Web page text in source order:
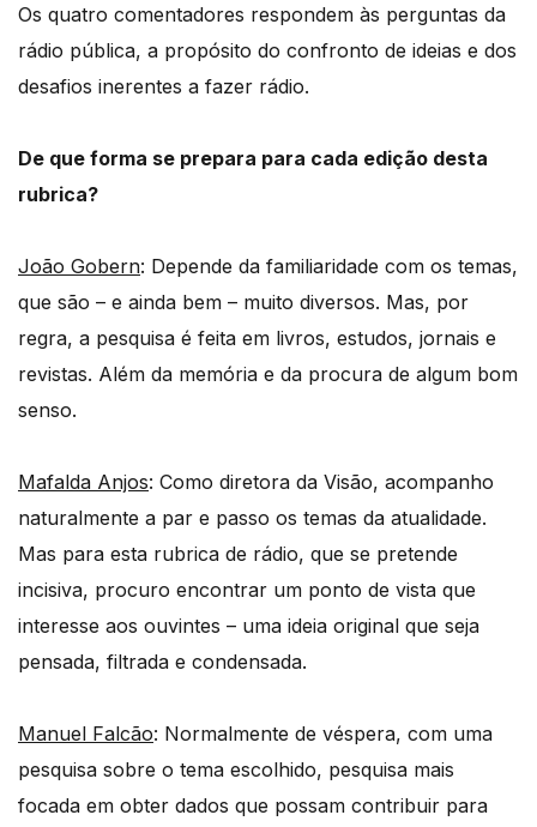
Os quatro comentadores respondem às perguntas da
rádio pública, a propósito do confronto de ideias e dos
desafios inerentes a fazer rádio.
De que forma se prepara para cada edição desta
rubrica?
João Gobern: Depende da familiaridade com os temas,
que são – e ainda bem – muito diversos. Mas, por
regra, a pesquisa é feita em livros, estudos, jornais e
revistas. Além da memória e da procura de algum bom
senso.
Mafalda Anjos: Como diretora da Visão, acompanho
naturalmente a par e passo os temas da atualidade.
Mas para esta rubrica de rádio, que se pretende
incisiva, procuro encontrar um ponto de vista que
interesse aos ouvintes – uma ideia original que seja
pensada, filtrada e condensada.
Manuel Falcão: Normalmente de véspera, com uma
pesquisa sobre o tema escolhido, pesquisa mais
focada em obter dados que possam contribuir para